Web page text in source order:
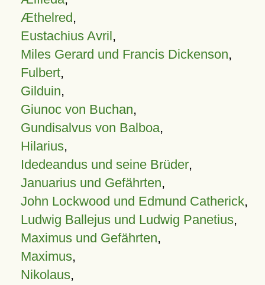
Æthelred,
Eustachius Avril,
Miles Gerard und Francis Dickenson,
Fulbert,
Gilduin,
Giunoc von Buchan,
Gundisalvus von Balboa,
Hilarius,
Idedeandus und seine Brüder,
Januarius und Gefährten,
John Lockwood und Edmund Catherick,
Ludwig Ballejus und Ludwig Panetius,
Maximus und Gefährten,
Maximus,
Nikolaus,